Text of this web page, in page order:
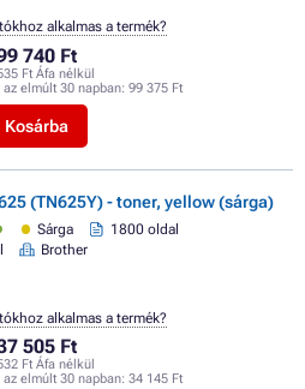
740 Ft
Ft Áfa nélkül
elmúlt 30 napban: 99 375 Ft
Kosárba
alkalmas a termék?
(TN625Y) - toner, yellow (sárga)
Sárga
1800 oldal
Brother
505 Ft
Ft Áfa nélkül
elmúlt 30 napban: 34 145 Ft
alkalmas a termék?